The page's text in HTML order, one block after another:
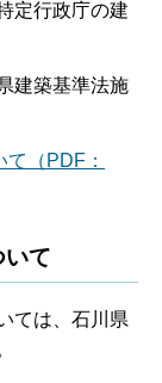
定行政庁の建
建築基準法施
（PDF：
て
ては、石川県